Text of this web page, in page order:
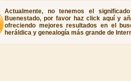
Actualmente, no tenemos el
Buenestado, por favor haz click aquí y
ofreciendo mejores resultados en el
heráldica y genealogía más grande de